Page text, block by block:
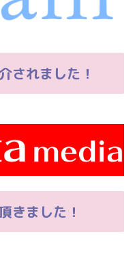
されました！
きました！